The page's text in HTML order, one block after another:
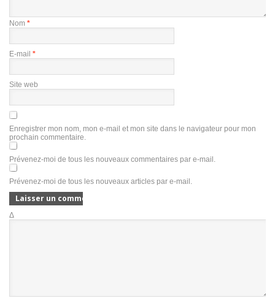
Nom *
E-mail *
Site web
Enregistrer mon nom, mon e-mail et mon site dans le navigateur pour mon
prochain commentaire.
Prévenez-moi de tous les nouveaux commentaires par e-mail.
Prévenez-moi de tous les nouveaux articles par e-mail.
Δ